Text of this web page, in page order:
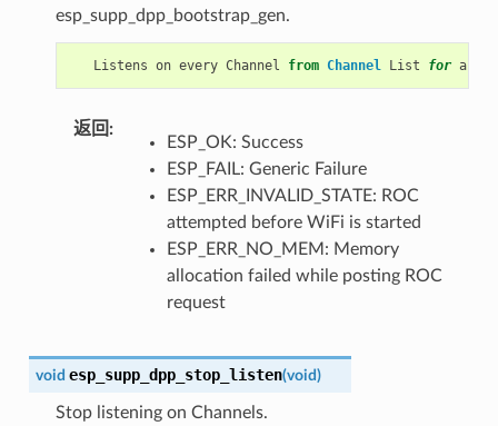
esp_supp_dpp_bootstrap_gen.
Listens on every Channel from Channel List for a
返回
ESP_OK: Success
ESP_FAIL: Generic Failure
ESP_ERR_INVALID_STATE: ROC
attempted before WiFi is started
ESP_ERR_NO_MEM: Memory
allocation failed while posting ROC
request
void esp_supp_dpp_stop_listen(void)
Stop listening on Channels.